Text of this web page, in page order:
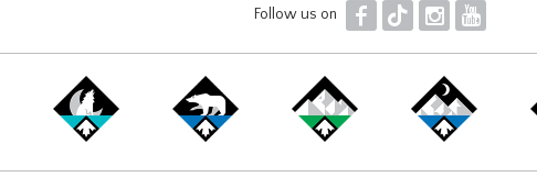
Follow us on F T I Y